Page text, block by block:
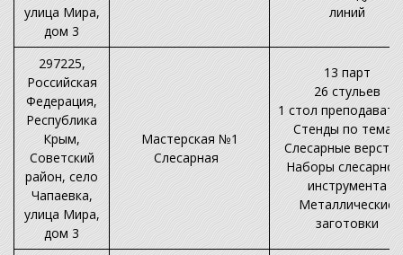
улица Мира,
дом 3
линий
297225,
Российская
Федерация,
Республика
Крым,
Советский
район, село
Чапаевка,
улица Мира,
дом 3
Мастерская №1
Слесарная
13 парт
26 стульев
1 стол
Стенды по темам
Слесарные
Наборы
инструмента
Металлические
заготовки